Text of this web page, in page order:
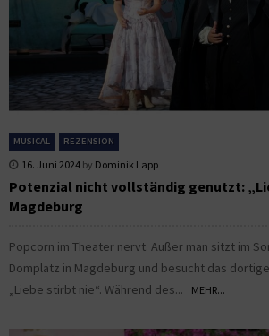
MUSICAL REZENSION
16. Juni 2024 by Dominik Lapp
Potenzial nicht vollständig genutzt:
Magdeburg
Popcorn im Theater nervt. Außer man sitzt im
Domplatz in Magdeburg und besucht das
„Liebe stirbt nie“. Während des...
MEHR...